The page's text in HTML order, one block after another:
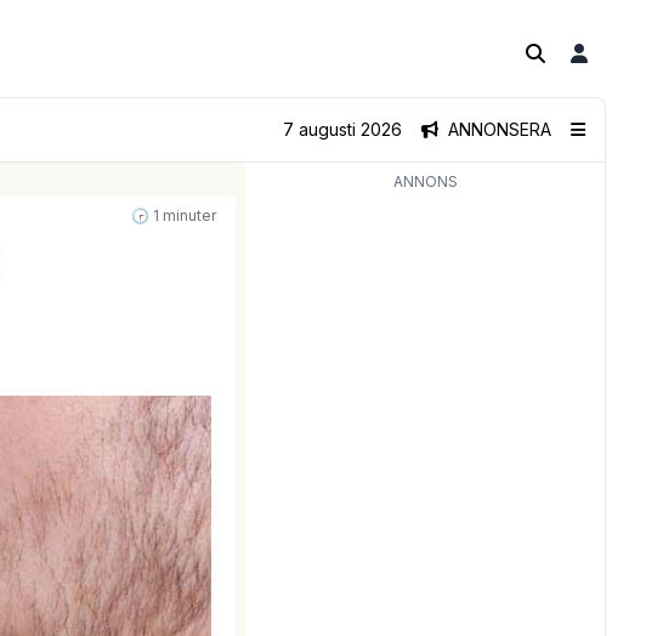
ANNONSERA
7 augusti 2026
🕝 1 minuter
ANNONS